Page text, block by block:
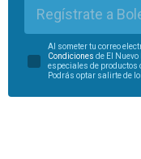
Regístrate a
Al someter tu correo
Condiciones de El
especiales de productos
Podrás optar salirte de